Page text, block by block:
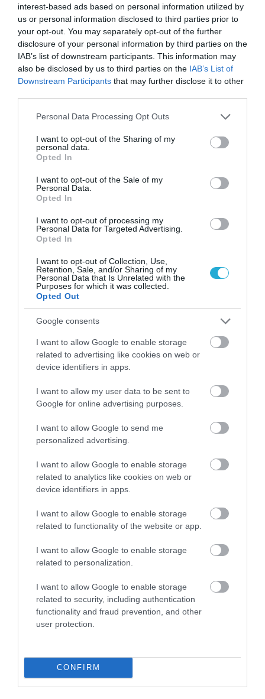
interest-based ads based on personal information utilized by
us or personal information disclosed to third parties prior to
your opt-out. You may separately opt-out of the further
disclosure of your personal information by third parties on the
IAB’s list of downstream participants. This information may
also be disclosed by us to third parties on the IAB’s List of
Downstream Participants that may further disclose it to other
Please note that this website/app uses one or more Google
not limited to your visit or usage behaviour. You may click to
grant or deny consent to Google and its third-party tags to
use your data for below specified purposes in below Google
consent section.
Personal Data Processing Opt Outs
I want to opt-out of the Sharing of my
personal data.
Opted In
I want to opt-out of the Sale of my
Personal Data.
Opted In
I want to opt-out of processing my
Personal Data for Targeted Advertising.
Opted In
I want to opt-out of Collection, Use,
Retention, Sale, and/or Sharing of my
Personal Data that Is Unrelated with the
Purposes for which it was collected.
Opted Out
Google consents
I want to allow Google to enable storage
related to advertising like cookies on web or
device identifiers in apps.
I want to allow my user data to be sent to
Google for online advertising purposes.
I want to allow Google to send me
personalized advertising.
I want to allow Google to enable storage
related to analytics like cookies on web or
device identifiers in apps.
I want to allow Google to enable storage
related to functionality of the website or app.
I want to allow Google to enable storage
related to personalization.
I want to allow Google to enable storage
related to security, including authentication
functionality and fraud prevention, and other
user protection.
CONFIRM
παραγωγή μπαταριών, σύμφωνα με την έκθεση,
αν και άλλα έθνη αγωνίζονται να επεκτείνουν την
παραγωγή τους.
Εν τω μεταξύ, οι εξελίξεις στην τεχνολογία από
ερευνητών συμβάλλουν επίσης στο να γίνουν οι
ασφαλέστερες, φθηνότερες, πιο ανακυκλώσιμες,
περισσότερη ενέργεια ανά λίβρα.
Ίσως να έχετε παρατηρήσει ότι οι μπαταρίες είναι
παντού αυτές τις μέρες.
Αυτές οι τάσεις δείχνουν ότι μια βιομηχανία
μπαταριών εισέρχεται σε μια νέα φάση ανάπτυξής
της», ανέφερε ο IEA στην έκδοση ενημερωτικού
δελτίου του σχολίου του.
Πηγή: Pagenews.gr
Ο ΣΥΝΤΑΚΤΗΣ
ΚΩΣΤΑΣ ΚΑΛΛΙΑΝΤΕΡΗΣ
ΟΙΚΟΝΟΜΙΚΟΣ ΣΥΝΤΑΚΤΗΣ
Εξειδικεύεται στην κάλυψη θεμάτων οικονομίας,
οικονομικές εξελίξεις στην Ελλάδα και το
εξωτερικό, αναλύοντας τις επιπτώσεις τους στην
επιχειρηματική δραστηριότητα και την